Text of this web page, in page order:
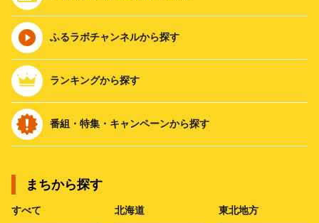
ふるラボチャンネルから探す
ランキングから探す
番組・特集・キャンペーンから探す
まちから探す
すべて 北海道 東北地方